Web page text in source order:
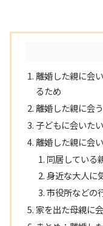
離婚した親に会
るため
離婚した親に会
子どもに会いた
離婚した親に会
同居している
身近な大人に
市役所などの
家を出た母親に